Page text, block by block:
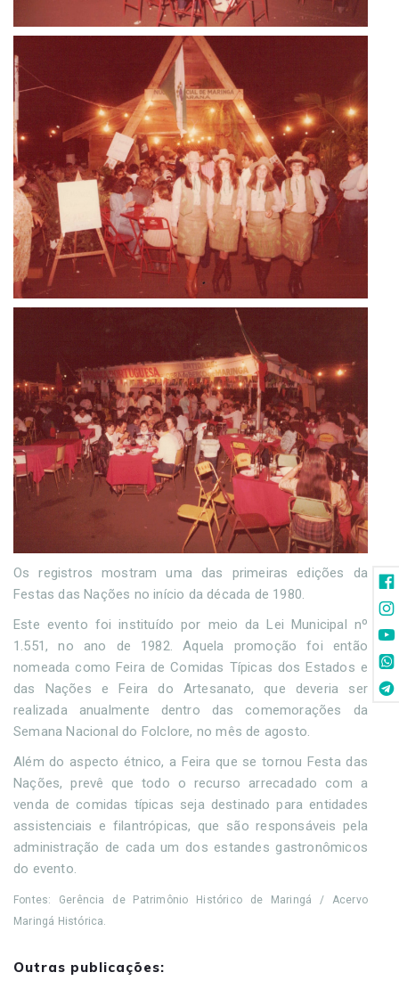
Os registros mostram uma das primeiras edições da
Festas das Nações no início da década de 1980.
Este evento foi instituído por meio da Lei Municipal nº
1.551, no ano de 1982. Aquela promoção foi então
nomeada como Feira de Comidas Típicas dos Estados e
das Nações e Feira do Artesanato, que deveria ser
realizada anualmente dentro das comemorações da
Semana Nacional do Folclore, no mês de agosto.
Além do aspecto étnico, a Feira que se tornou Festa das
Nações, prevê que todo o recurso arrecadado com a
venda de comidas típicas seja destinado para entidades
assistenciais e filantrópicas, que são responsáveis pela
administração de cada um dos estandes gastronômicos
do evento.
Fontes: Gerência de Patrimônio Histórico de Maringá / Acervo
Maringá Histórica.
Outras publicações: